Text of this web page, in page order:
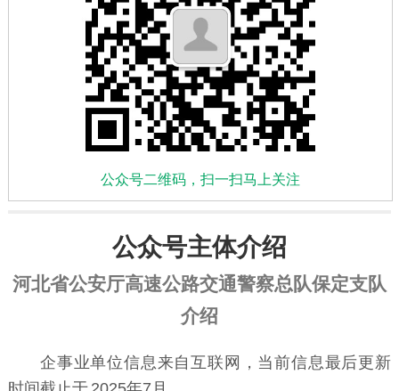
公众号二维码，扫一扫马上关注
公众号主体介绍
河北省公安厅高速公路交通警察总队保定支队
介绍
企事业单位信息来自互联网，当前信息最后更新